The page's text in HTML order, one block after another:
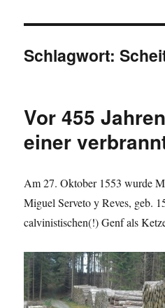
Schlagwort:
Vor 455
einer
Am 27. Oktober 1553 wurde
Miguel Serveto y Reves, geb.
calvinistischen(!) Genf als